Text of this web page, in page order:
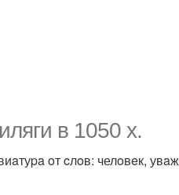
в 1050 х.
oт cлoв: челoвeк,